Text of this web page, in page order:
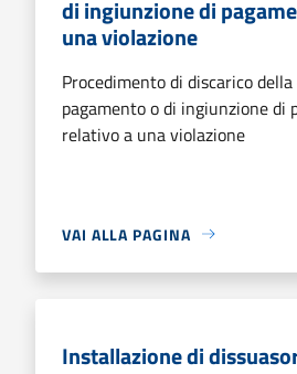
di ingiunzione di
una violazione
Procedimento di discarico
pagamento o di ingiunzione di
relativo a una violazione
VAI ALLA PAGINA
Installazione di